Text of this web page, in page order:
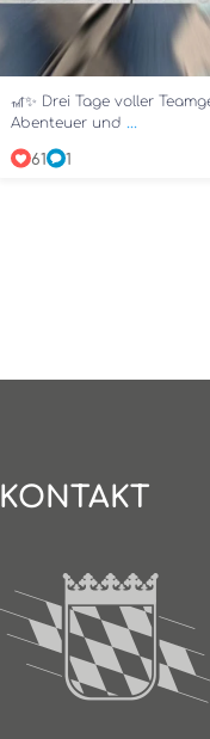
🎢✨ Drei Tage voller
Abenteuer und ...
61 1
KONTAKT